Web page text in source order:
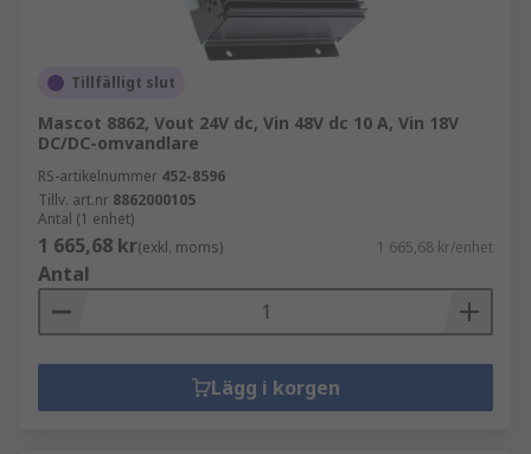
Tillfälligt slut
Mascot 8862, Vout 24V dc, Vin 48V dc 10 A, Vin 18V
DC/DC-omvandlare
RS-artikelnummer 452-8596
Tillv. art.nr 8862000105
Antal (1 enhet)
1 665,68 kr(exkl. moms) 1 665,68 kr/enhet
Antal
Lägg i korgen